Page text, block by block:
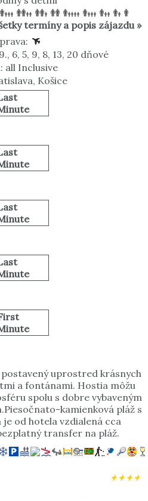
termíny a popis zájazdu »
6, 5, 9, 8, 13, 20 dňové
all Inclusive
Košice
uprostred krásnych
a fontánami. Hostia môžu
spolu s dobre vybaveným
kamienková pláž s
od hotela vzdialená cca
transfer na pláž.